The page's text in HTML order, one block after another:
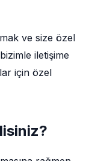
ve size özel
iletişime
için özel